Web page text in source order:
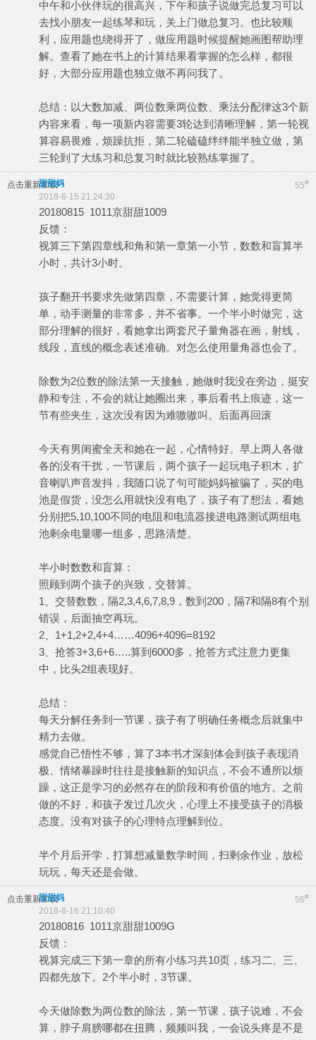
中午和小伙伴玩的很高兴，下午和孩子说做完总复习可以
去找小朋友一起练琴和玩，关上门做总复习。也比较顺
利，应用题也绕得开了，做应用题时候提醒她画图帮助理
解。查看了她在书上的计算结果看掌握的怎么样，都很
好，大部分应用题也独立做不再问我了。
总结：以大数加减、两位数乘两位数、乘法分配律这3个新
内容来看，每一项新内容需要3轮达到清晰理解，第一轮视
算容易畏难，烦躁抗拒，第二轮磕磕绊绊能半独立做，第
三轮到了大练习和总复习时就比较熟练掌握了。
点击重新加载 55#
甜甜妈
2018-8-15 21:24:30
20180815 1011京甜甜1009
反馈：
视算三下第四章线和角和第一章第一小节，数数和盲算半
小时，共计3小时。
孩子翻开书要求先做第四章，不需要计算，她觉得更简
单，动手测量的非常多，并不省事。一个半小时做完，这
部分理解的很好，看她拿出两套尺子量角器在画，射线，
线段，直线的概念表述准确。对怎么使用量角器也会了。
除数为2位数的除法第一天接触，她做时我没在旁边，挺安
静和专注，不会的就让她圈出来，事后看书上痕迹，这一
节有些夹生，这次没有因为难嗷嗷叫。后面再回滚
今天有男闺蜜全天和她在一起，心情特好。早上两人各做
各的没有干扰，一节课后，两个孩子一起玩电子积木，扩
音喇叭声音发抖，我随口说了句可能妈妈被骗了，买的电
池是假货，没怎么用就快没有电了，孩子有了想法，看她
分别把5,10,100不同的电阻和电流器接进电路测试两组电
池剩余电量哪一组多，思路清楚。
半小时数数和盲算：
照顾到两个孩子的兴致，交替算。
1、交替数数，隔2,3,4,6,7,8,9，数到200，隔7和隔8有个别
错误，后面抽空再玩。
2、1+1,2+2,4+4……4096+4096=8192
3、抢答3+3,6+6…..算到6000多，抢答方式注意力更集
中，比头2组表现好。
总结：
每天分解任务到一节课，孩子有了明确任务概念后就集中
精力去做。
感觉自己悟性不够，算了3本书才深刻体会到孩子表现消
极、情绪暴躁时往往是接触新的知识点，不会不通所以烦
躁，这正是学习的必然存在的阶段和有价值的地方。之前
做的不好，和孩子发过几次火，心理上不接受孩子的消极
态度。没有对孩子的心理特点理解到位。
半个月后开学，打算想减量数学时间，扫剩余作业，放松
玩玩，每天还是会做。
点击重新加载 56#
甜甜妈
2018-8-16 21:10:40
20180816 1011京甜甜1009G
反馈：
视算完成三下第一章的所有小练习共10页，练习二、三、
四都先放下。2个半小时，3节课。
今天做除数为两位数的除法，第一节课，孩子说难，不会
算，脖子肩膀哪都在扭腾，频频叫我，一会说头疼是不是